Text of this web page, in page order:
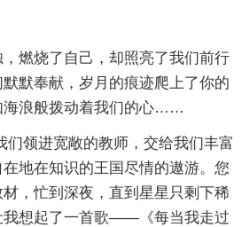
燃烧了自己，却照亮了我们前行
默奉献，岁月的痕迹爬上了你的
海浪般拨动着我们的心……
们领进宽敞的教师，交给我们丰富
地在知识的王国尽情的遨游。您
，忙到深夜，直到星星只剩下稀
我想起了一首歌——《每当我走过